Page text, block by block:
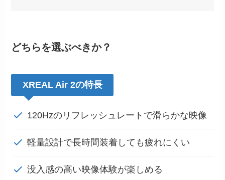
どちらを選ぶべきか？
XREAL Air 2の特長
120Hzのリフレッシュレートで滑らかな映像
軽量設計で長時間装着しても疲れにくい
没入感の高い映像体験が楽しめる